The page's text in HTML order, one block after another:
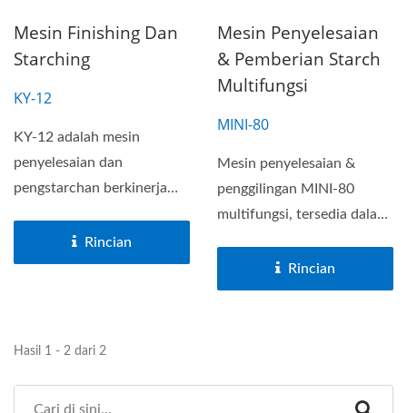
Mesin Finishing Dan
Starching
KY-12
KY-12 adalah mesin
penyelesaian dan
pengstarchan berkinerja
Rincian
Mesin Penyelesaian
& Pemberian Starch
Multifungsi
MINI-80
Mesin penyelesaian &
penggilingan MINI-80
multifungsi, tersedia dalam
Rincian
Hasil 1 - 2 dari 2